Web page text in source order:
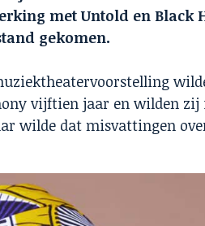
met Untold en Black
gekomen.
vijftien jaar en wilden
wilde dat misvattingen